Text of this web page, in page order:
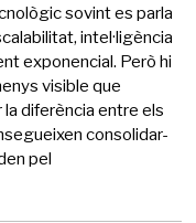
g
d
2
0
2
6
sovint es parla
intel·ligència
exponencial. Però hi
visible que
diferència entre els
consolidar-
pel